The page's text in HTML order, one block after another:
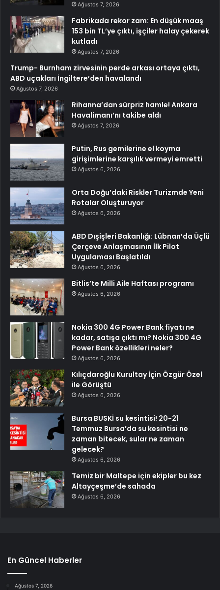
Ağustos 7, 2026
Fabrikada rekor zam: En düşük maaş
153 bin TL’ye çıktı, işçiler halay çekerek
kutladı
Ağustos 7, 2026
Trump- Burnham zirvesinin perde arkası ortaya çıktı,
ABD uçakları İngiltere’den havalandı
Ağustos 7, 2026
Rihanna’dan sürpriz hamle! Ankara
Havalimanı’nı takibe aldı
Ağustos 7, 2026
Putin, Rus gemilerine el koyma
girişimlerine karşılık vermeyi emretti
Ağustos 6, 2026
Orta Doğu’daki Riskler Turizmde Yeni
Rotalar Oluşturuyor
Ağustos 6, 2026
ABD Dışişleri Bakanlığı: Lübnan’da Üçlü
Çerçeve Anlaşmasının İlk Pilot
Uygulaması Başlatıldı
Ağustos 6, 2026
Bitlis’te Milli Aile Haftası programı
Ağustos 6, 2026
Nokia 300 4G Power Bank fiyatı ne
kadar, satışa çıktı mı? Nokia 300 4G
Power Bank özellikleri neler?
Ağustos 6, 2026
Kılıçdaroğlu Kurultay İçin Özgür Özel
ile Görüştü
Ağustos 6, 2026
Bursa BUSKİ su kesintisi! 20-21
Temmuz Bursa’da su kesintisi ne
zaman bitecek, sular ne zaman
gelecek?
Ağustos 6, 2026
Temiz bir Maltepe için ekipler bu kez
Altayçeşme’de sahada
Ağustos 6, 2026
En Güncel Haberler
Ağustos 7, 2026